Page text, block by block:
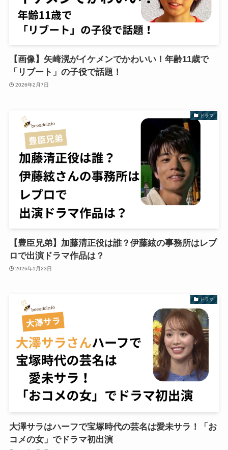
【画像】矢崎滉がイケメンでかわいい！年齢11歳で
「リブート」の子役で話題！
2026年2月7日
ドラマ
【豊臣兄弟】加藤清正役は誰？伊藤絃の事務所はレプ
ロで出演ドラマ作品は？
2026年1月23日
ドラマ
大澤サラはハーフで宝塚時代の芸名は愛未サラ！「お
コメの女」でドラマ初出演